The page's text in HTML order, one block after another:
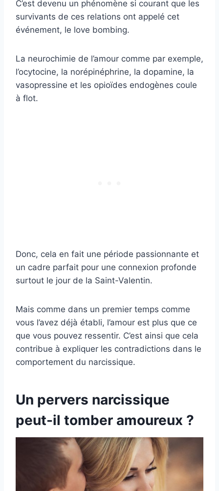
C’est devenu un phénomène si courant que les
survivants de ces relations ont appelé cet
événement, le love bombing.
La neurochimie de l’amour comme par exemple,
l’ocytocine, la norépinéphrine, la dopamine, la
vasopressine et les opioïdes endogènes coule
à flot.
Donc, cela en fait une période passionnante et
un cadre parfait pour une connexion profonde
surtout le jour de la Saint-Valentin.
Mais comme dans un premier temps comme
vous l’avez déjà établi, l’amour est plus que ce
que vous pouvez ressentir. C’est ainsi que cela
contribue à expliquer les contradictions dans le
comportement du narcissique.
Un pervers narcissique
peut-il tomber amoureux ?